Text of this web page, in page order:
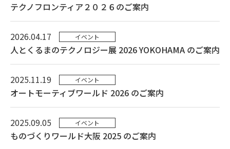
テクノフロンティア２０２６のご案内
2026.04.17 イベント
人とくるまのテクノロジー展 2026 YOKOHAMA のご案内
2025.11.19 イベント
オートモーティブワールド 2026 のご案内
2025.09.05 イベント
ものづくりワールド大阪 2025 のご案内